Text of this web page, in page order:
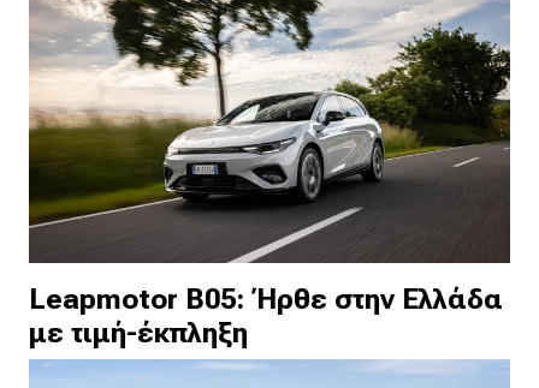
Leapmotor B05: Ήρθε στην Ελλάδα
με τιμή-έκπληξη